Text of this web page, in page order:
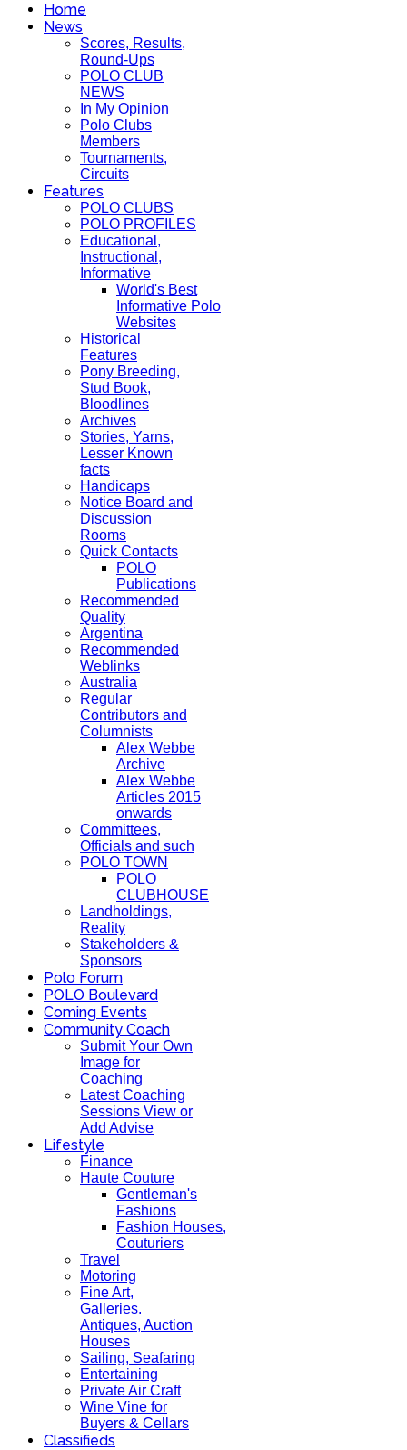
Home
News
Scores, Results,
Round-Ups
POLO CLUB
NEWS
In My Opinion
Polo Clubs
Members
Tournaments,
Circuits
Features
POLO CLUBS
POLO PROFILES
Educational,
Instructional,
Informative
World's Best
Informative Polo
Websites
Historical
Features
Pony Breeding,
Stud Book,
Bloodlines
Archives
Stories, Yarns,
Lesser Known
facts
Handicaps
Notice Board and
Discussion
Rooms
Quick Contacts
POLO
Publications
Recommended
Quality
Argentina
Recommended
Weblinks
Australia
Regular
Contributors and
Columnists
Alex Webbe
Archive
Alex Webbe
Articles 2015
onwards
Committees,
Officials and such
POLO TOWN
POLO
CLUBHOUSE
Landholdings,
Reality
Stakeholders &
Sponsors
Polo Forum
POLO Boulevard
Coming Events
Community Coach
Submit Your Own
Image for
Coaching
Latest Coaching
Sessions View or
Add Advise
Lifestyle
Finance
Haute Couture
Gentleman's
Fashions
Fashion Houses,
Couturiers
Travel
Motoring
Fine Art,
Galleries.
Antiques, Auction
Houses
Sailing, Seafaring
Entertaining
Private Air Craft
Wine Vine for
Buyers & Cellars
Classifieds